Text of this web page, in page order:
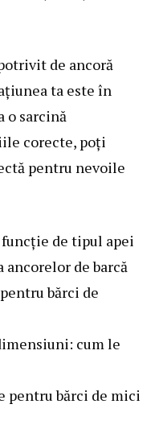
de ancoră
ta este în
o sarcină
corecte, poți
pentru nevoile
de tipul apei
de barcă
bărci de
cum le
pentru bărci de mici